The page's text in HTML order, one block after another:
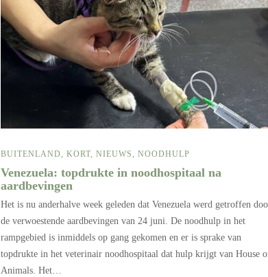
BUITENLAND, KORT, NIEUWS, NOODHULP
Venezuela: topdrukte in noodhospitaal na
aardbevingen
Het is nu anderhalve week geleden dat Venezuela werd getroffen
de verwoestende aardbevingen van 24 juni. De noodhulp in het
rampgebied is inmiddels op gang gekomen en er is sprake van
topdrukte in het veterinair noodhospitaal dat hulp krijgt van House
Animals. Het…